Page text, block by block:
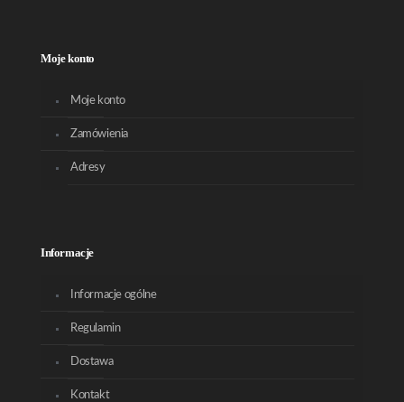
Moje konto
Moje konto
Zamówienia
Adresy
Informacje
Informacje ogólne
Regulamin
Dostawa
Kontakt